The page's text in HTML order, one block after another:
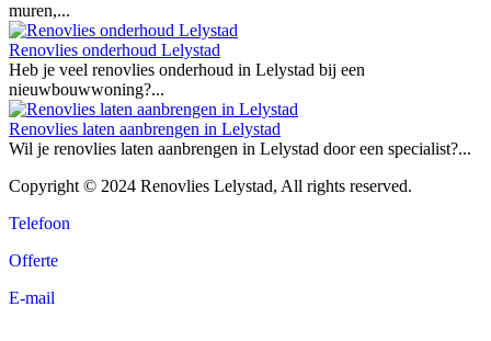
muren,...
Renovlies onderhoud Lelystad
Heb je veel renovlies onderhoud in Lelystad bij een
nieuwbouwwoning?...
Renovlies laten aanbrengen in Lelystad
Wil je renovlies laten aanbrengen in Lelystad door een specialist?...
Copyright © 2024 Renovlies Lelystad, All rights reserved.
Telefoon
Offerte
E-mail